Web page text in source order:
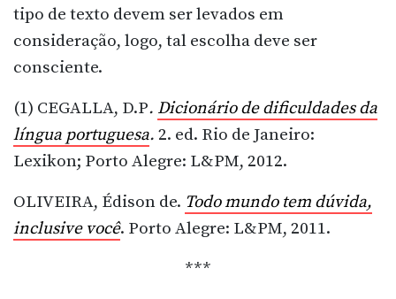
tipo de texto devem ser levados em
consideração, logo, tal escolha deve ser
consciente.
(1) CEGALLA, D.P. Dicionário de dificuldades da
língua portuguesa. 2. ed. Rio de Janeiro:
Lexikon; Porto Alegre: L&PM, 2012.
OLIVEIRA, Édison de. Todo mundo tem dúvida,
inclusive você. Porto Alegre: L&PM, 2011.
***